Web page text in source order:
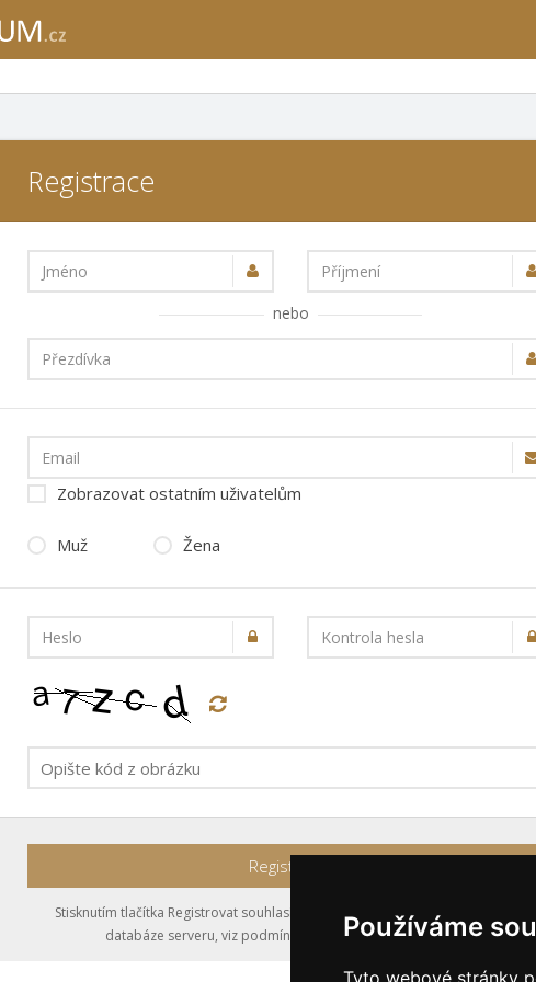
Používáme
Tyto webové stránky
Registrace
Jméno
Příjmení
nebo
Přezdívka
Email
Zobrazovat ostatním uživatelům
Muž Žena
Heslo Kontrola hesla
Registrovat
Stisknutím tlačítka Registrovat souhlasíte s uložením výše zadaných údajů do
databáze serveru, viz podmínky
nakládání s osobními údaji.